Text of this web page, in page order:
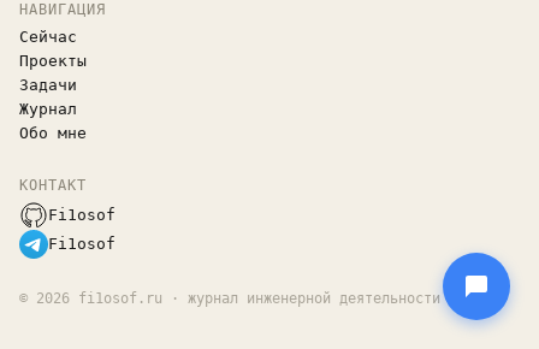
НАВИГАЦИЯ
Сейчас
Проекты
Задачи
Журнал
Обо мне
КОНТАКТ
Fi1osof
Fi1osof
© 2026 fi1osof.ru · журнал инженерной деятельности